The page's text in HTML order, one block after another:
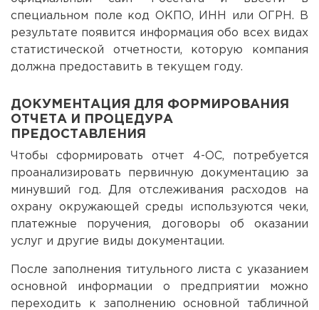
специальном поле код ОКПО, ИНН или ОГРН. В
результате появится информация обо всех видах
статистической отчетности, которую компания
должна предоставить в текущем году.
ДОКУМЕНТАЦИЯ ДЛЯ ФОРМИРОВАНИЯ
ОТЧЕТА И ПРОЦЕДУРА
ПРЕДОСТАВЛЕНИЯ
Чтобы сформировать отчет 4-ОС, потребуется
проанализировать первичную документацию за
минувший год. Для отслеживания расходов на
охрану окружающей среды используются чеки,
платежные поручения, договоры об оказании
услуг и другие виды документации.
После заполнения титульного листа с указанием
основной информации о предприятии можно
переходить к заполнению основной табличной